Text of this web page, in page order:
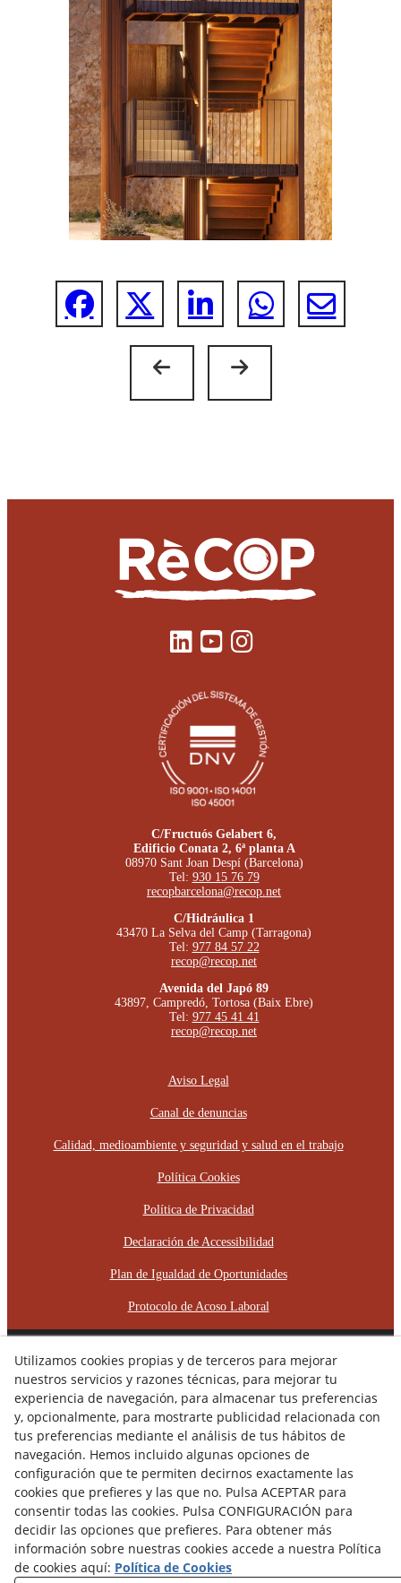
C/Fructuós Gelabert 6,
Edificio Conata 2, 6ª planta A
08970 Sant Joan Despí (Barcelona)
Tel: 930 15 76 79
recopbarcelona@recop.net
C/Hidráulica 1
43470 La Selva del Camp (Tarragona)
Tel: 977 84 57 22
recop@recop.net
Avenida del Japó 89
43897, Campredó, Tortosa (Baix Ebre)
Tel: 977 45 41 41
recop@recop.net
Aviso Legal
Canal de denuncias
Calidad, medioambiente y seguridad y salud en el trabajo
Política Cookies
Política de Privacidad
Declaración de Accessibilidad
Plan de Igualdad de Oportunidades
Protocolo de Acoso Laboral
ARQUITECTÒNIQUES, S.L. - Todos los derechos reservados.
Utilizamos cookies propias y de terceros para mejorar
nuestros servicios y razones técnicas, para mejorar tu
experiencia de navegación, para almacenar tus preferencias
y, opcionalmente, para mostrarte publicidad relacionada con
tus preferencias mediante el análisis de tus hábitos de
navegación. Hemos incluido algunas opciones de
configuración que te permiten decirnos exactamente las
cookies que prefieres y las que no. Pulsa ACEPTAR para
consentir todas las cookies. Pulsa CONFIGURACIÓN para
decidir las opciones que prefieres. Para obtener más
información sobre nuestras cookies accede a nuestra Política
de cookies aquí: Política de Cookies